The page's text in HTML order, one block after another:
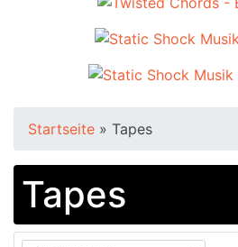
Startseite » Tapes
Tapes